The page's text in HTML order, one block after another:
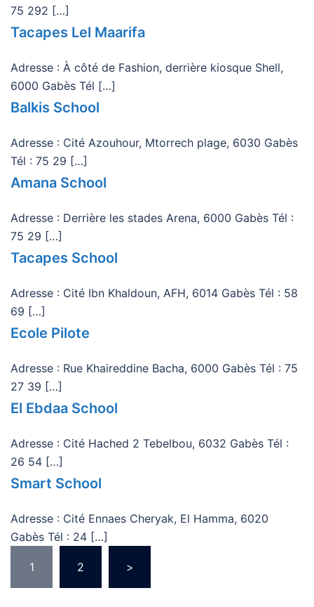
75 292 […]
Tacapes Lel Maarifa
Adresse : À côté de Fashion, derrière kiosque Shell,
6000 Gabès Tél […]
Balkis School
Adresse : Cité Azouhour, Mtorrech plage, 6030 Gabès
Tél : 75 29 […]
Amana School
Adresse : Derrière les stades Arena, 6000 Gabès Tél :
75 29 […]
Tacapes School
Adresse : Cité Ibn Khaldoun, AFH, 6014 Gabès Tél : 58
69 […]
Ecole Pilote
Adresse : Rue Khaireddine Bacha, 6000 Gabès Tél : 75
27 39 […]
El Ebdaa School
Adresse : Cité Hached 2 Tebelbou, 6032 Gabès Tél :
26 54 […]
Smart School
Adresse : Cité Ennaes Cheryak, El Hamma, 6020
Gabès Tél : 24 […]
Pagination
1 2 >